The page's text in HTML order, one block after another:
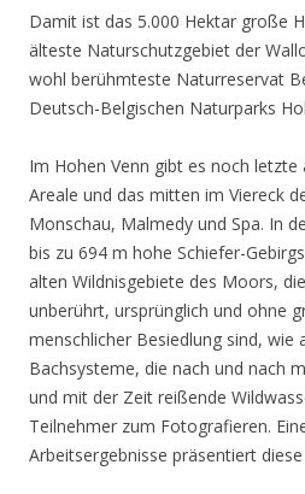
Damit ist das 5.000 Hektar große
älteste Naturschutzgebiet der
wohl berühmteste Naturreservat
Deutsch-Belgischen Naturparks
Im Hohen Venn gibt es noch letzte
Areale und das mitten im Viereck
Monschau, Malmedy und Spa. In
bis zu 694 m hohe Schiefer-
alten Wildnisgebiete des Moors,
unberührt, ursprünglich und ohne
menschlicher Besiedlung sind, wie
Bachsysteme, die nach und nach
und mit der Zeit reißende
Teilnehmer zum Fotografieren.
Arbeitsergebnisse präsentiert